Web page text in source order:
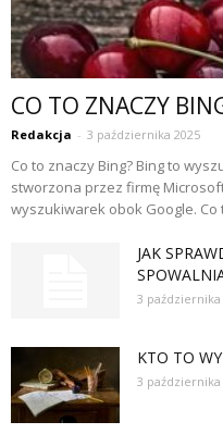
CO TO ZNACZY
Redakcja - 3 października 2025
Co to znaczy Bing? Bing to
stworzona przez firmę
wyszukiwarek obok Google. Co
JAK
3 października
KTO TO
3 października